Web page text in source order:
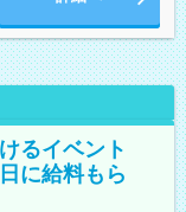
るイベント
に給料もら